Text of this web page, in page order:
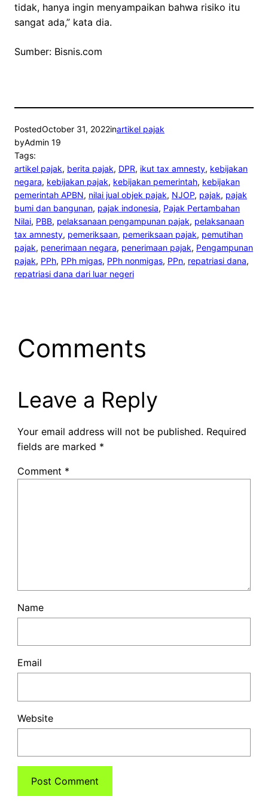
tidak, hanya ingin menyampaikan bahwa risiko itu
sangat ada,” kata dia.
Sumber: Bisnis.com
PostedOctober 31, 2022inartikel pajak
byAdmin 19
Tags:
artikel pajak, berita pajak, DPR, ikut tax amnesty, kebijakan
negara, kebijakan pajak, kebijakan pemerintah, kebijakan
pemerintah APBN, nilai jual objek pajak, NJOP, pajak, pajak
bumi dan bangunan, pajak indonesia, Pajak Pertambahan
Nilai, PBB, pelaksanaan pengampunan pajak, pelaksanaan
tax amnesty, pemeriksaan, pemeriksaan pajak, pemutihan
pajak, penerimaan negara, penerimaan pajak, Pengampunan
pajak, PPh, PPh migas, PPh nonmigas, PPn, repatriasi dana
repatriasi dana dari luar negeri
Comments
Leave a Reply
Your email address will not be published. Required
fields are marked *
Comment *
Name
Email
Website